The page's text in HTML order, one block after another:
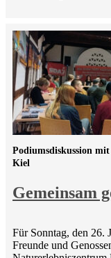
Gemeinsam
Podiumsdiskussion
Kiel
Für Sonntag, den 26.
Freunde und